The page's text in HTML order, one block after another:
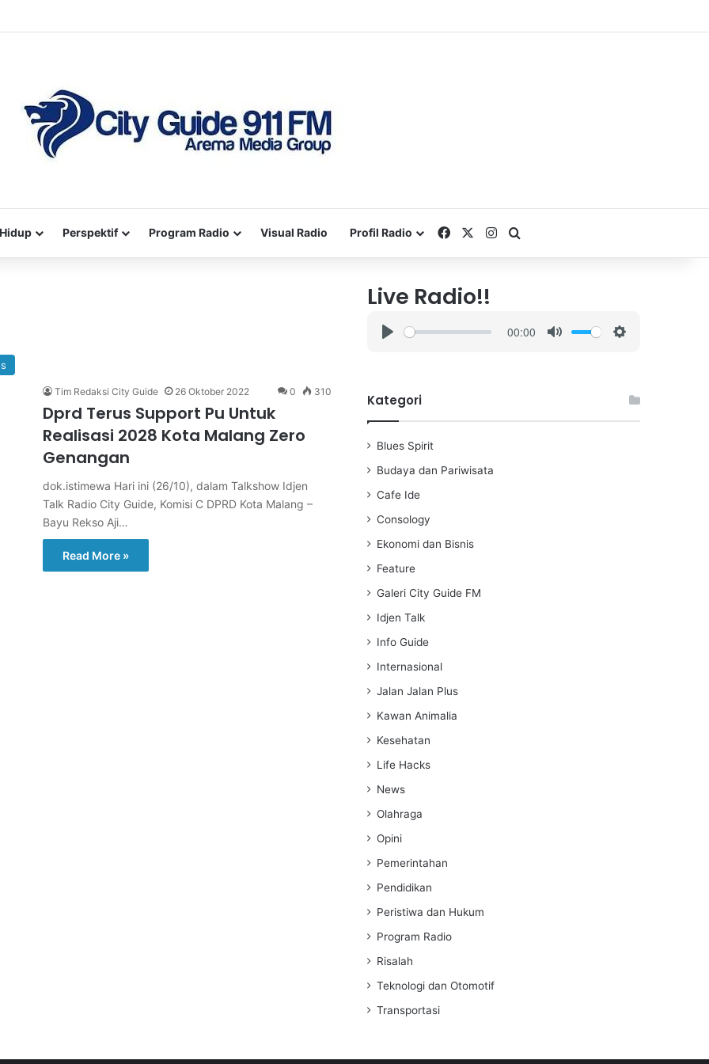
Perspektif Program Radio Visual Radio Profil Radio FacebookInstagram
Tim Redaksi City Guide 26 Oktober 2022 0 310
Dprd Terus Support Pu Untuk
Realisasi 2028 Kota Malang Zero
Genangan
dok.istimewa Hari ini (26/10), dalam Talkshow Idjen
Talk Radio City Guide, Komisi C DPRD Kota Malang –
Bayu Rekso Aji…
Read More »
Live Radio!!
y
00:00
i
Kategori
Blues Spirit
Budaya dan Pariwisata
Cafe Ide
Consology
Ekonomi dan Bisnis
Feature
Galeri City Guide FM
Idjen Talk
Info Guide
Internasional
Jalan Jalan Plus
Kawan Animalia
Kesehatan
Life Hacks
News
Olahraga
Opini
Pemerintahan
Pendidikan
Peristiwa dan Hukum
Program Radio
Risalah
Teknologi dan Otomotif
Transportasi